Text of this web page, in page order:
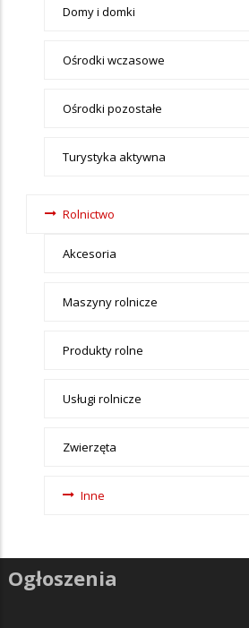
Domy i domki
Ośrodki wczasowe
Ośrodki pozostałe
Turystyka aktywna
Rolnictwo
Akcesoria
Maszyny rolnicze
Produkty rolne
Usługi rolnicze
Zwierzęta
Inne
Ogłoszenia